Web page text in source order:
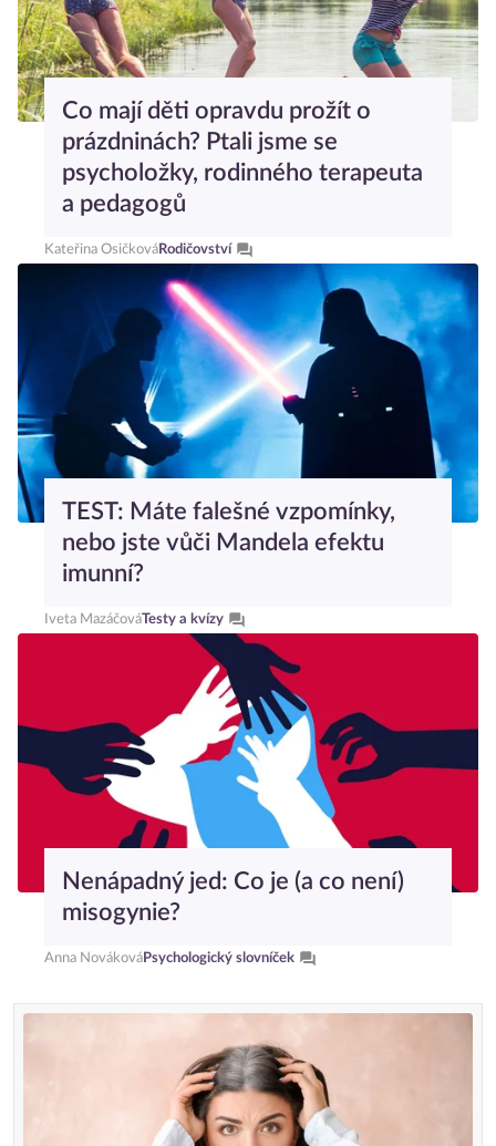
Co mají děti opravdu prožít o
prázdninách? Ptali jsme se
psycholožky, rodinného terapeuta
a pedagogů
Kateřina OsičkováRodičovství
TEST: Máte falešné vzpomínky,
nebo jste vůči Mandela efektu
imunní?
Iveta MazáčováTesty a kvízy
Nenápadný jed: Co je (a co není)
misogynie?
Anna NovákováPsychologický slovníček